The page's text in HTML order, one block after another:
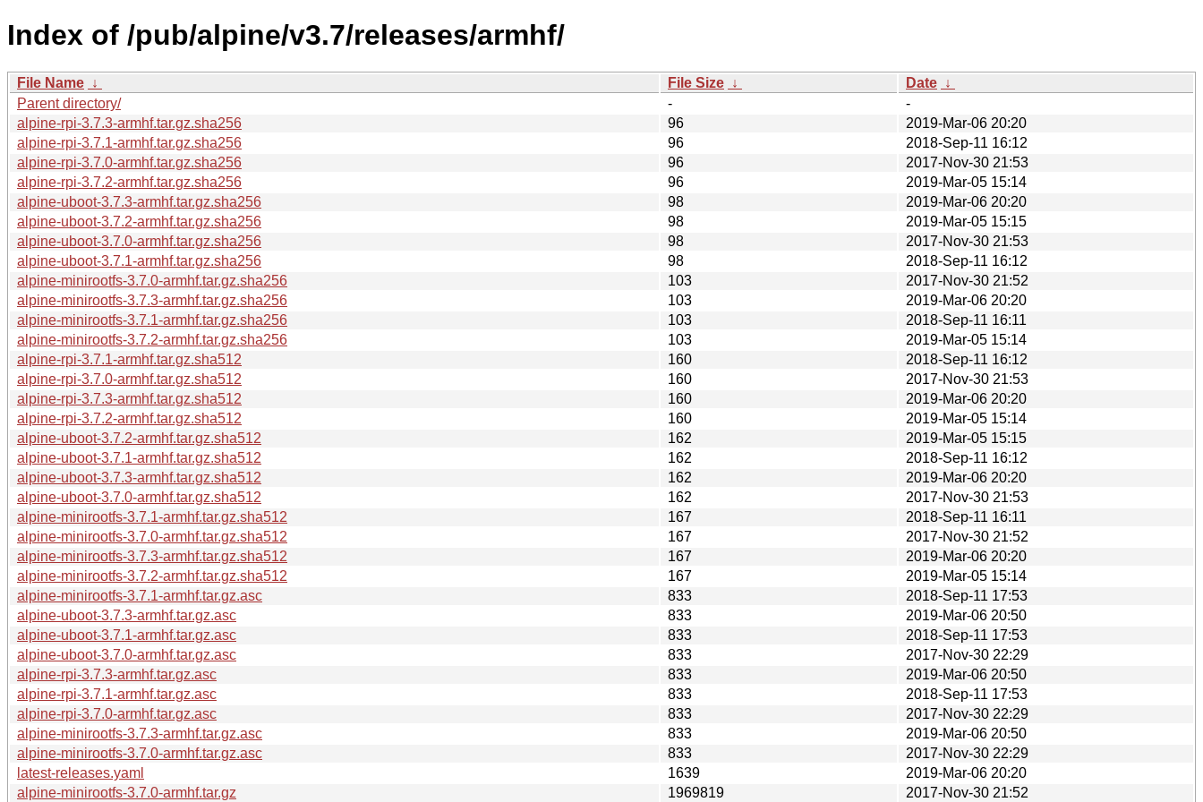
Index of /pub/alpine/v3.7/releases/armhf/
File Name ↓ File Size ↓ Date ↓
Parent directory/
-
-
alpine-rpi-3.7.3-armhf.tar.gz.sha256
96
2019-Mar-06 20:20
alpine-rpi-3.7.1-armhf.tar.gz.sha256
96
2018-Sep-11 16:12
alpine-rpi-3.7.0-armhf.tar.gz.sha256
96
2017-Nov-30 21:53
alpine-rpi-3.7.2-armhf.tar.gz.sha256
96
2019-Mar-05 15:14
alpine-uboot-3.7.3-armhf.tar.gz.sha256
98
2019-Mar-06 20:20
alpine-uboot-3.7.2-armhf.tar.gz.sha256
98
2019-Mar-05 15:15
alpine-uboot-3.7.0-armhf.tar.gz.sha256
98
2017-Nov-30 21:53
alpine-uboot-3.7.1-armhf.tar.gz.sha256
98
2018-Sep-11 16:12
alpine-minirootfs-3.7.0-armhf.tar.gz.sha256
103
2017-Nov-30 21:52
alpine-minirootfs-3.7.3-armhf.tar.gz.sha256
103
2019-Mar-06 20:20
alpine-minirootfs-3.7.1-armhf.tar.gz.sha256
103
2018-Sep-11 16:11
alpine-minirootfs-3.7.2-armhf.tar.gz.sha256
103
2019-Mar-05 15:14
alpine-rpi-3.7.1-armhf.tar.gz.sha512
160
2018-Sep-11 16:12
alpine-rpi-3.7.0-armhf.tar.gz.sha512
160
2017-Nov-30 21:53
alpine-rpi-3.7.3-armhf.tar.gz.sha512
160
2019-Mar-06 20:20
alpine-rpi-3.7.2-armhf.tar.gz.sha512
160
2019-Mar-05 15:14
alpine-uboot-3.7.2-armhf.tar.gz.sha512
162
2019-Mar-05 15:15
alpine-uboot-3.7.1-armhf.tar.gz.sha512
162
2018-Sep-11 16:12
alpine-uboot-3.7.3-armhf.tar.gz.sha512
162
2019-Mar-06 20:20
alpine-uboot-3.7.0-armhf.tar.gz.sha512
162
2017-Nov-30 21:53
alpine-minirootfs-3.7.1-armhf.tar.gz.sha512
167
2018-Sep-11 16:11
alpine-minirootfs-3.7.0-armhf.tar.gz.sha512
167
2017-Nov-30 21:52
alpine-minirootfs-3.7.3-armhf.tar.gz.sha512
167
2019-Mar-06 20:20
alpine-minirootfs-3.7.2-armhf.tar.gz.sha512
167
2019-Mar-05 15:14
alpine-minirootfs-3.7.1-armhf.tar.gz.asc
833
2018-Sep-11 17:53
alpine-uboot-3.7.3-armhf.tar.gz.asc
833
2019-Mar-06 20:50
alpine-uboot-3.7.1-armhf.tar.gz.asc
833
2018-Sep-11 17:53
alpine-uboot-3.7.0-armhf.tar.gz.asc
833
2017-Nov-30 22:29
alpine-rpi-3.7.3-armhf.tar.gz.asc
833
2019-Mar-06 20:50
alpine-rpi-3.7.1-armhf.tar.gz.asc
833
2018-Sep-11 17:53
alpine-rpi-3.7.0-armhf.tar.gz.asc
833
2017-Nov-30 22:29
alpine-minirootfs-3.7.3-armhf.tar.gz.asc
833
2019-Mar-06 20:50
alpine-minirootfs-3.7.0-armhf.tar.gz.asc
833
2017-Nov-30 22:29
latest-releases.yaml
1639
2019-Mar-06 20:20
alpine-minirootfs-3.7.0-armhf.tar.gz
1969819 2017-Nov-30 21:52